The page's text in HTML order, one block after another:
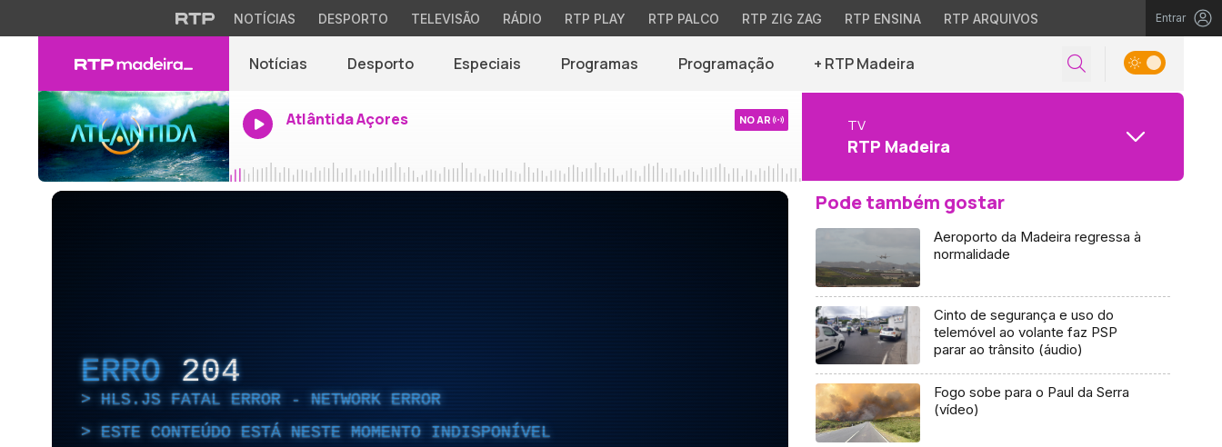
NOTÍCIAS DESPORTO TELEVISÃO RÁDIO RTP PLAY RTP PALCO RTP ZIG ZAG RTP ENSINA RTP ARQUIVOS Entrar
Notícias Desporto Especiais Programas Programação + RTP Madeira
Atlântida Açores NO AR TV
RTP Madeira
ERRO 204
HLS.JS FATAL ERROR - NETWORK ERROR
ESTE CONTEÚDO ESTÁ NESTE MOMENTO INDISPONÍVEL
Pode também gostar
Aeroporto da Madeira regressa à
normalidade
Cinto de segurança e uso do
telemóvel ao volante faz PSP
parar ao trânsito (áudio)
Fogo sobe para o Paul da Serra
(vídeo)